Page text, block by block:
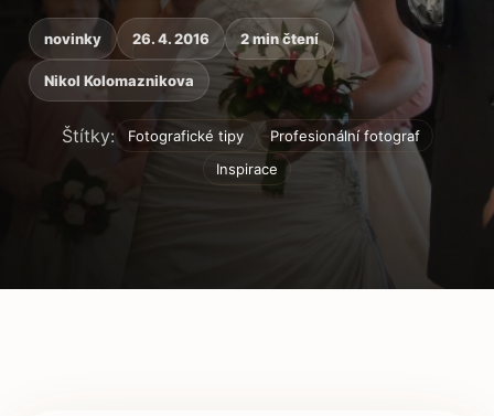
novinky 26. 4. 2016 2 min čtení
Nikol Kolomaznikova
Štítky: Fotografické tipy
Profesionální fotograf
Inspirace